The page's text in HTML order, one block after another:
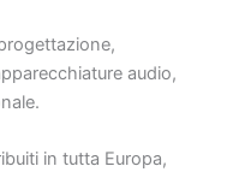
audio,
in tutta Europa,